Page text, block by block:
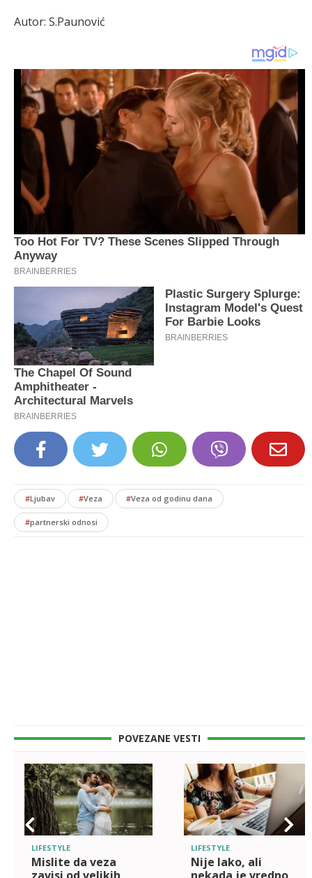
Autor: S.Paunović
#Ljubav #Veza #Veza od godinu dana
#partnerski odnosi
POVEZANE VESTI
LIFESTYLE
Mislite da veza
LIFESTYLE
Nije lako, ali